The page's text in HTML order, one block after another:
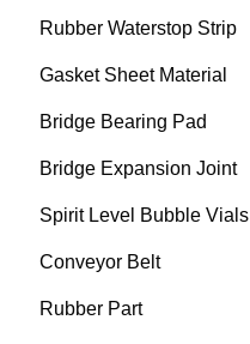
Rubber Waterstop Strip
Gasket Sheet Material
Bridge Bearing Pad
Bridge Expansion Joint
Spirit Level Bubble Vials
Conveyor Belt
Rubber Part